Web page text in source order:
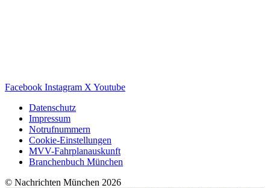
Facebook Instagram X Youtube
Datenschutz
Impressum
Notrufnummern
Cookie-Einstellungen
MVV-Fahrplanauskunft
Branchenbuch München
© Nachrichten München 2026